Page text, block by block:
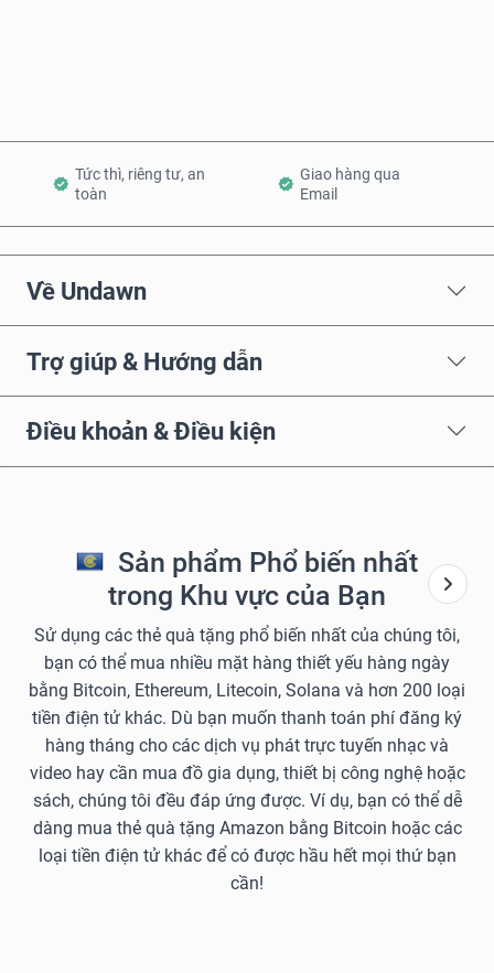
Tức thì, riêng tư, an
toàn
Giao hàng qua
Email
Về Undawn
Trợ giúp & Hướng dẫn
Điều khoản & Điều kiện
Sản phẩm Phổ biến nhất
trong Khu vực của Bạn
Sử dụng các thẻ quà tặng phổ biến nhất của chúng tôi,
bạn có thể mua nhiều mặt hàng thiết yếu hàng ngày
bằng Bitcoin, Ethereum, Litecoin, Solana và hơn 200 loại
tiền điện tử khác. Dù bạn muốn thanh toán phí đăng ký
hàng tháng cho các dịch vụ phát trực tuyến nhạc và
video hay cần mua đồ gia dụng, thiết bị công nghệ hoặc
sách, chúng tôi đều đáp ứng được. Ví dụ, bạn có thể dễ
dàng mua thẻ quà tặng Amazon bằng Bitcoin hoặc các
loại tiền điện tử khác để có được hầu hết mọi thứ bạn
cần!